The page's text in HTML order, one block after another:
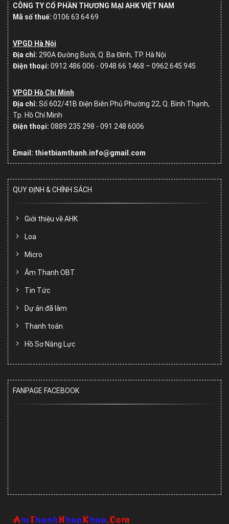
CÔNG TY CỔ PHẦN THƯƠNG MẠI AHK VIỆT NAM
Mã số thuế: 0106 63 64 69
VPGD Hà Nội
Địa chỉ: 290A Đường Bưởi, Q. Ba Đình, TP. Hà Nội
Điện thoại: 0912 486 006 - 0948 66 1468 – 0962.645.945
VPGD Hồ Chí Minh
Địa chỉ: Số602/41B Điện Biên Phủ Phường 22, Q. Bình Thạnh,
Tp. Hồ Chí Minh
Điện thoại: 0889 235 298 - 091 248 6006
Email: thietbiamthanh.info@gmail.com
QUY ĐỊNH & CHÍNH SÁCH
Giới thiệu về AHK
Loa
Micro
Âm Thanh OBT
Tin Tức
Dự án đã làm
Thanh toán
Hồ Sơ Năng Lực
FANPAGE FACEBOOK